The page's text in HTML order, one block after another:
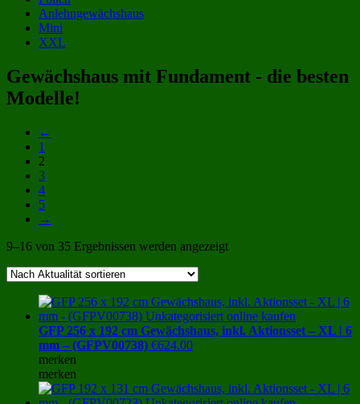
Anlehngewächshaus
Mini
XXL
Gewächshaus mit Fundament - die besten
Modelle!
←
1
2
3
4
5
→
9–16 von 35 Ergebnissen werden angezeigtNach
GFP 256 x 192 cm Gewächshaus, inkl. Aktionsset – XL | 6
mm – (GFPV00738) €624.00
merken
merken